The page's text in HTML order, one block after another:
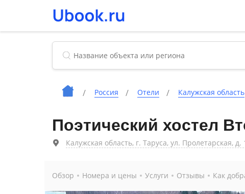
Россия Отели Калужская область
Поэтический хостел
Калужская область, г. Таруса, ул. Пролетарская, д.
Обзор Номера и цены Услуги Отзывы Как